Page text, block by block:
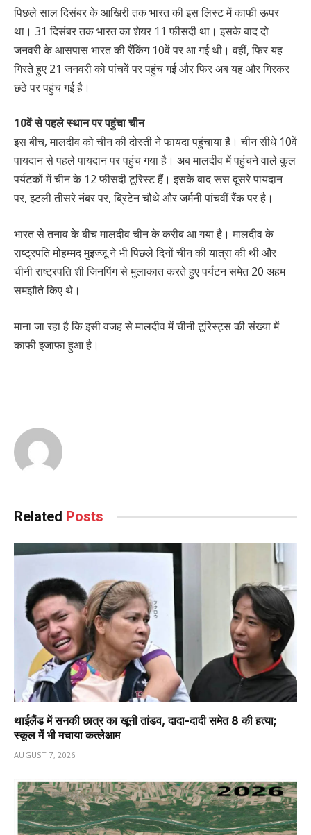
पिछले साल दिसंबर के आखिरी तक भारत की इस लिस्ट में काफी ऊपर
था। 31 दिसंबर तक भारत का शेयर 11 फीसदी था। इसके बाद दो
जनवरी के आसपास भारत की रैंकिंग 10वें पर आ गई थी। वहीं, फिर यह
गिरते हुए 21 जनवरी को पांचवें पर पहुंच गई और फिर अब यह और गिरकर
छठे पर पहुंच गई है।
10वें से पहले स्थान पर पहुंचा चीन
इस बीच, मालदीव को चीन की दोस्ती ने फायदा पहुंचाया है। चीन सीधे 10वें
पायदान से पहले पायदान पर पहुंच गया है। अब मालदीव में पहुंचने वाले कुल
पर्यटकों में चीन के 12 फीसदी टूरिस्ट हैं। इसके बाद रूस दूसरे पायदान
पर, इटली तीसरे नंबर पर, ब्रिटेन चौथे और जर्मनी पांचवीं रैंक पर है।
भारत से तनाव के बीच मालदीव चीन के करीब आ गया है। मालदीव के
राष्ट्रपति मोहम्मद मुइज्जू ने भी पिछले दिनों चीन की यात्रा की थी और
चीनी राष्ट्रपति शी जिनपिंग से मुलाकात करते हुए पर्यटन समेत 20 अहम
समझौते किए थे।
माना जा रहा है कि इसी वजह से मालदीव में चीनी टूरिस्ट्स की संख्या में
काफी इजाफा हुआ है।
Related Posts
थाईलैंड में सनकी छात्र का खूनी तांडव, दादा-दादी समेत 8 की हत्या;
स्कूल में भी मचाया कत्लेआम
AUGUST 7, 2026